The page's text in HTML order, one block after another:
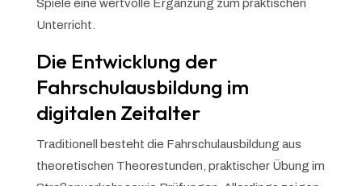
Spiele eine wertvolle Ergänzung zum praktischen
Unterricht.
Die Entwicklung der
Fahrschulausbildung im
digitalen Zeitalter
Traditionell besteht die Fahrschulausbildung aus
theoretischen Theorestunden, praktischer Übung im